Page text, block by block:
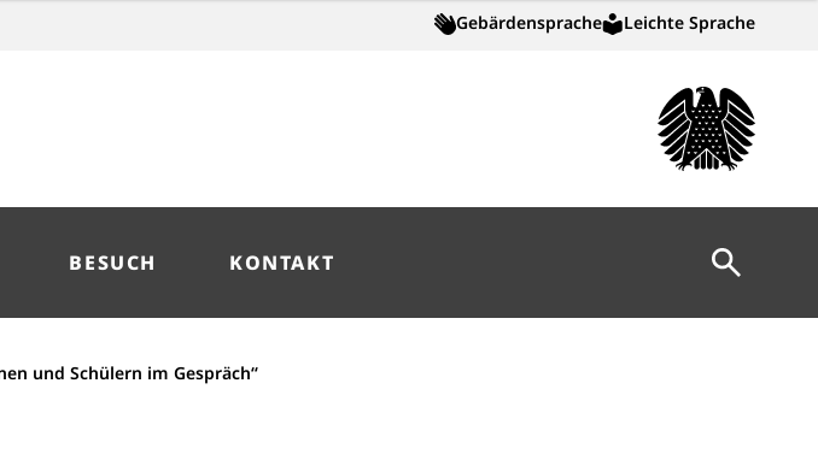
Gebärdensprache Leichte Sprache
BESUCH KONTAKT Suche
und Schülern im Gespräch“